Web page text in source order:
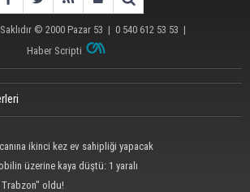
© 2000 Pazar 53 | 0 540 612 53 53 |
Haber Scripti
ikinci kez ev sahipliği yapacak
üzerine kaya düştü: 1 yaralı
oldu!